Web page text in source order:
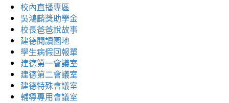
校內直播專區
吳鴻麟獎助學金
校長爸爸說故事
建德閱讀園地
學生病假回報單
建德第一會議室
建德第二會議室
建德特殊會議室
輔導專用會議室